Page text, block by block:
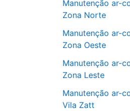
Manutenção ar-
Zona Norte
Manutenção ar-
Zona Oeste
Manutenção ar-
Zona Leste
Manutenção ar-
Vila Zatt